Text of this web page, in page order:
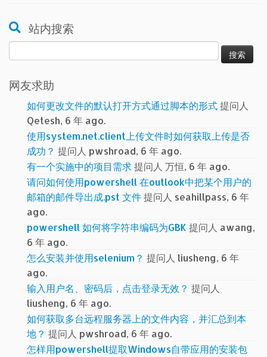
站内搜索
索：
网友求助
如何更改文件的默认打开方式通过脚本的形式提问人
Qetesh, 6 年 ago.
使用system.net.client上传文件时如何获取上传是否
成功？ 提问人 pwshroad, 6 年 ago.
有一个实施中的项目需求提问人 万恒, 6 年 ago.
请问如何使用powershell 在outlook中把某个用户的
邮箱的邮件导出成.pst 文件提问人 seahillpass, 6 年
ago.
powershell 如何将字符串编码为GBK 提问人 awang,
6 年 ago.
怎么安装并使用selenium？ 提问人 liusheng, 6 年
ago.
输入用户名、密码后，点击登录无效？ 提问人
liusheng, 6 年 ago.
如何获取多台远程服务器上的文件内容，并汇总到本
地？ 提问人 pwshroad, 6 年 ago.
怎样用powershell提取Windows自带应用的安装包